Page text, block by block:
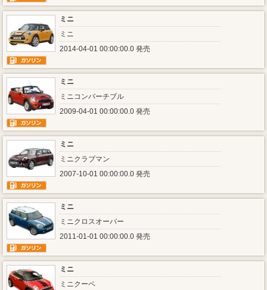
ミニ
ミニ
2014-04-01 00:00:00.0 発売
ミニ
ミニコンバーチブル
2009-04-01 00:00:00.0 発売
ミニ
ミニクラブマン
2007-10-01 00:00:00.0 発売
ミニ
ミニクロスオーバー
2011-01-01 00:00:00.0 発売
ミニ
ミニクーペ